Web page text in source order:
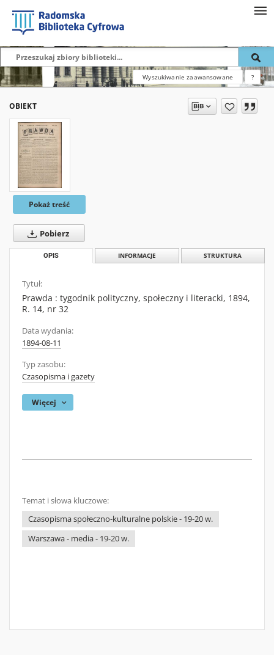
Wyszukiwanie zaawansowane ?
OBIEKT
Pokaż treść
Pobierz
OPIS INFORMACJE STRUKTURA
Tytuł:
Prawda : tygodnik polityczny, społeczny i literacki, 1894,
R. 14, nr 32
Data wydania:
1894-08-11
Typ zasobu:
Czasopisma i gazety
Więcej
Temat i słowa kluczowe:
Czasopisma społeczno-kulturalne polskie - 19-20 w.
Warszawa - media - 19-20 w.